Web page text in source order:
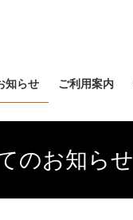
知らせ ご利用案内
のお知らせ